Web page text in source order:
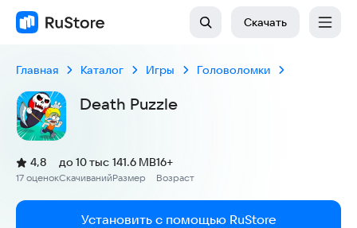
Скачать
Главная Каталог Игры Головоломки
Death Puzzle
Рейтинг:
4,8
(
17 оценок
)
Скачиваний
до 10 тыс
Размер
141.6 MB
Возраст
16+
Установить с помощью RuStore